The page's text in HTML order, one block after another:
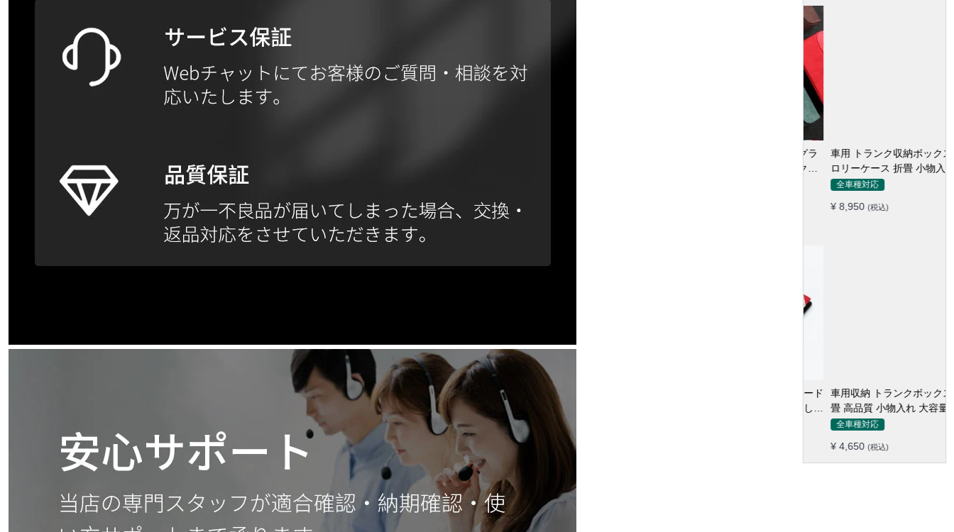
車用 トランク収納ボックス ト
ロリーケース 折畳 小物入れ
多用 大容量 かわいい 多色 耐
全車種対応
¥ 8,950 (税込)
車用収納 トランクボックス 折
畳 高品質 小物入れ 大容量 多
機能 多色 防水防塵 キャンプ
全車種対応
¥ 4,650 (税込)